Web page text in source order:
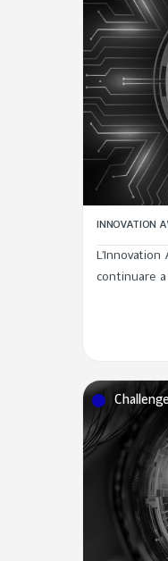
INNOVATION
continuare